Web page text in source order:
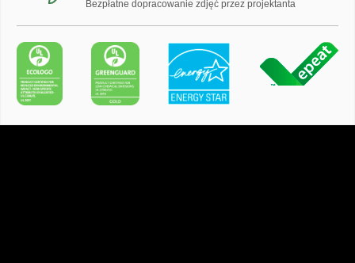
Bezpłatne dopracowanie zdjęć przez projektanta